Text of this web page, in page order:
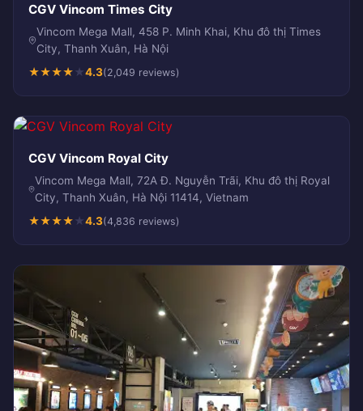
CGV Vincom Times City
Vincom Mega Mall, 458 P. Minh Khai, Khu đô thị Times
City, Thanh Xuân, Hà Nội
★★★★★4.3(2,049 reviews)
CGV Vincom Royal City
Vincom Mega Mall, 72A Đ. Nguyễn Trãi, Khu đô thị Royal
City, Thanh Xuân, Hà Nội 11414, Vietnam
★★★★★4.3(4,836 reviews)